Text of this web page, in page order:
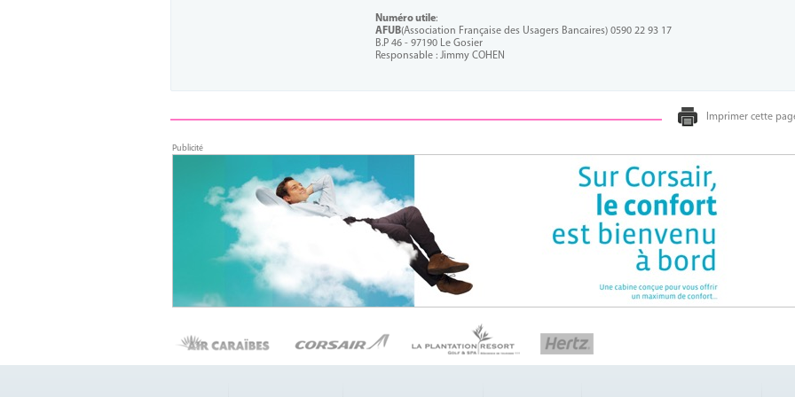
Numéro utile:
AFUB(Association Française des Usagers Bancaires) 0590 22 93 17
B.P 46 - 97190 Le Gosier
Responsable : Jimmy COHEN
Imprimer cette